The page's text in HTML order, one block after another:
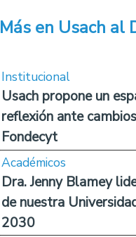
Más en Usach al
Institucional
Usach propone un
reflexión ante
Fondecyt
Académicos
Dra. Jenny Blamey
de nuestra
2030